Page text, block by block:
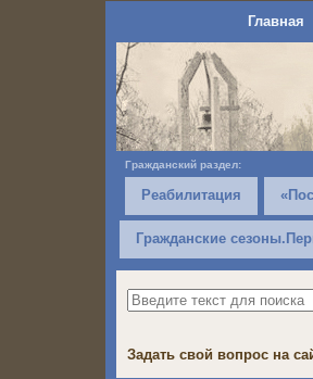
Главная
Гражданский раздел:
Реабилитация
Гражданские
Задать свой вопрос на